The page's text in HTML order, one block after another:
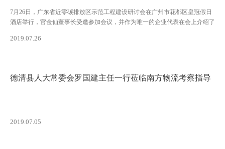
状元谷建设经验
7月26日，广东省近零碳排放区示范工程建设研讨会在广州市花都区皇冠假日
酒店举行，官金仙董事长受邀参加会议，并作为唯一的企业代表在会上介绍了
2019.07.26
德清县人大常委会罗国建主任一行莅临南方物流考察指导
2019.07.05